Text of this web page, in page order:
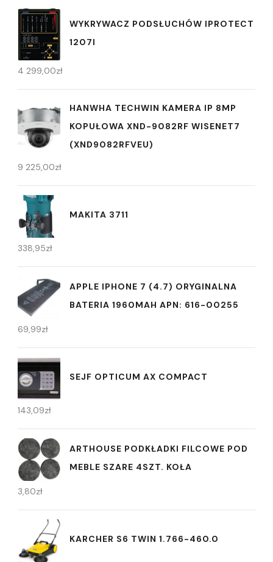
WYKRYWACZ PODSŁUCHÓW IPROTECT
1207I
4 299,00zł
HANWHA TECHWIN KAMERA IP 8MP
KOPUŁOWA XND-9082RF WISENET7
(XND9082RFVEU)
9 225,00zł
MAKITA 3711
338,95zł
APPLE IPHONE 7 (4.7) ORYGINALNA
BATERIA 1960MAH APN: 616-00255
69,99zł
SEJF OPTICUM AX COMPACT
143,09zł
ARTHOUSE PODKŁADKI FILCOWE POD
MEBLE SZARE 4SZT. KOŁA
3,80zł
KARCHER S6 TWIN 1.766-460.0